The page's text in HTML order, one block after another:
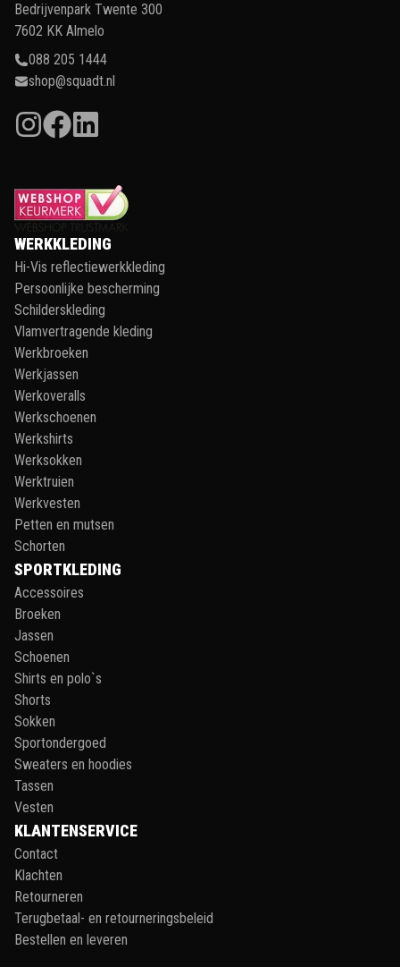
Bedrijvenpark Twente 300
7602 KK Almelo
088 205 1444
shop@squadt.nl
WERKKLEDING
Hi-Vis reflectiewerkkleding
Persoonlijke bescherming
Schilderskleding
Vlamvertragende kleding
Werkbroeken
Werkjassen
Werkoveralls
Werkschoenen
Werkshirts
Werksokken
Werktruien
Werkvesten
Petten en mutsen
Schorten
SPORTKLEDING
Accessoires
Broeken
Jassen
Schoenen
Shirts en polo`s
Shorts
Sokken
Sportondergoed
Sweaters en hoodies
Tassen
Vesten
KLANTENSERVICE
Contact
Klachten
Retourneren
Terugbetaal- en retourneringsbeleid
Bestellen en leveren